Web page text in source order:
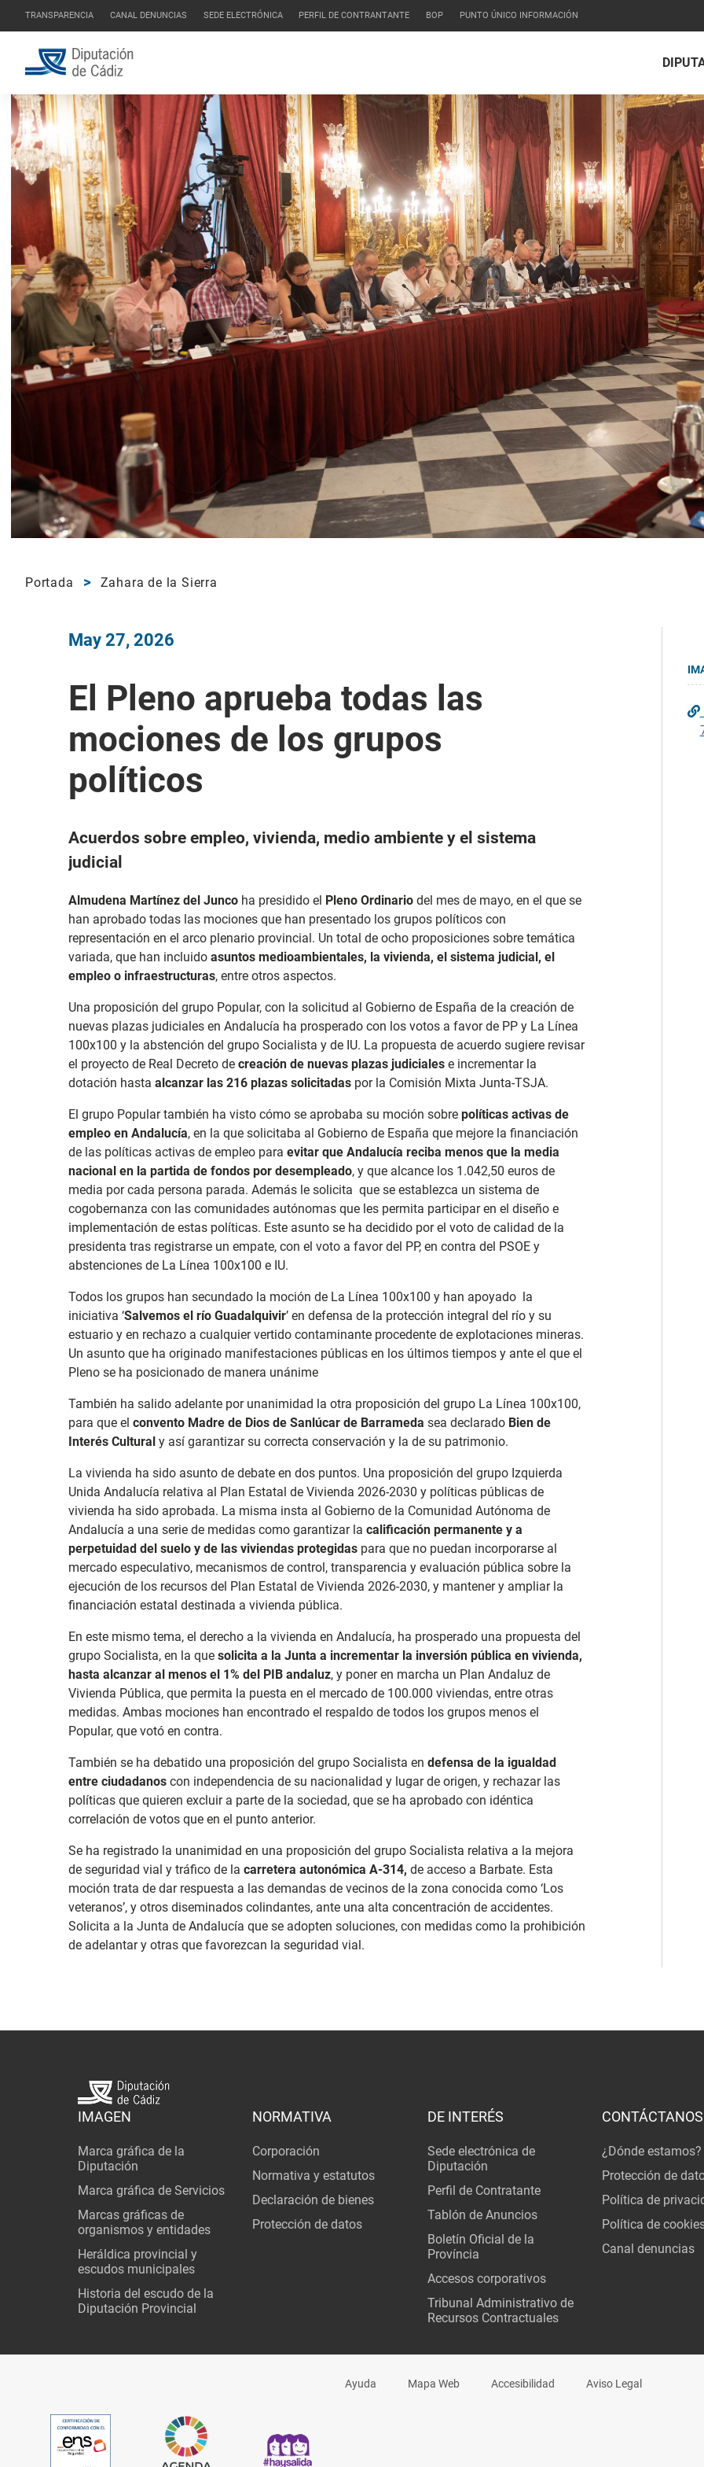
TRANSPARENCIA CANAL DENUNCIAS SEDE ELECTRÓNICA PERFIL DE CONTRANTANTE BOP PUNTO ÚNICO INFORMACIÓN
Portada Zahara de la Sierra
May 27, 2026
El Pleno aprueba todas las
mociones de los grupos
políticos
Acuerdos sobre empleo, vivienda, medio ambiente y el sistema
judicial
Almudena Martínez del Junco ha presidido el Pleno Ordinario del mes de mayo, en el que se
han aprobado todas las mociones que han presentado los grupos políticos con
representación en el arco plenario provincial. Un total de ocho proposiciones sobre temática
variada, que han incluido asuntos medioambientales, la vivienda, el sistema judicial, el
empleo o infraestructuras, entre otros aspectos.
Una proposición del grupo Popular, con la solicitud al Gobierno de España de la creación de
nuevas plazas judiciales en Andalucía ha prosperado con los votos a favor de PP y La Línea
100x100 y la abstención del grupo Socialista y de IU. La propuesta de acuerdo sugiere revisar
el proyecto de Real Decreto de creación de nuevas plazas judiciales e incrementar la
dotación hasta alcanzar las 216 plazas solicitadas por la Comisión Mixta Junta-TSJA.
El grupo Popular también ha visto cómo se aprobaba su moción sobre políticas activas de
empleo en Andalucía, en la que solicitaba al Gobierno de España que mejore la financiación
de las políticas activas de empleo para evitar que Andalucía reciba menos que la media
nacional en la partida de fondos por desempleado, y que alcance los 1.042,50 euros de
media por cada persona parada. Además le solicita que se establezca un sistema de
cogobernanza con las comunidades autónomas que les permita participar en el diseño e
implementación de estas políticas. Este asunto se ha decidido por el voto de calidad de la
presidenta tras registrarse un empate, con el voto a favor del PP, en contra del PSOE y
abstenciones de La Línea 100x100 e IU.
Todos los grupos han secundado la moción de La Línea 100x100 y han apoyado la
iniciativa ‘Salvemos el río Guadalquivir’ en defensa de la protección integral del río y su
estuario y en rechazo a cualquier vertido contaminante procedente de explotaciones mineras.
Un asunto que ha originado manifestaciones públicas en los últimos tiempos y ante el que el
Pleno se ha posicionado de manera unánime
También ha salido adelante por unanimidad la otra proposición del grupo La Línea 100x100,
para que el convento Madre de Dios de Sanlúcar de Barrameda sea declarado Bien de
Interés Cultural y así garantizar su correcta conservación y la de su patrimonio.
La vivienda ha sido asunto de debate en dos puntos. Una proposición del grupo Izquierda
Unida Andalucía relativa al Plan Estatal de Vivienda 2026-2030 y políticas públicas de
vivienda ha sido aprobada. La misma insta al Gobierno de la Comunidad Autónoma de
Andalucía a una serie de medidas como garantizar la calificación permanente y a
perpetuidad del suelo y de las viviendas protegidas para que no puedan incorporarse al
mercado especulativo, mecanismos de control, transparencia y evaluación pública sobre la
ejecución de los recursos del Plan Estatal de Vivienda 2026-2030, y mantener y ampliar la
financiación estatal destinada a vivienda pública.
En este mismo tema, el derecho a la vivienda en Andalucía, ha prosperado una propuesta del
grupo Socialista, en la que solicita a la Junta a incrementar la inversión pública en vivienda,
hasta alcanzar al menos el 1% del PIB andaluz, y poner en marcha un Plan Andaluz de
Vivienda Pública, que permita la puesta en el mercado de 100.000 viviendas, entre otras
medidas. Ambas mociones han encontrado el respaldo de todos los grupos menos el
Popular, que votó en contra.
También se ha debatido una proposición del grupo Socialista en defensa de la igualdad
entre ciudadanos con independencia de su nacionalidad y lugar de origen, y rechazar las
políticas que quieren excluir a parte de la sociedad, que se ha aprobado con idéntica
correlación de votos que en el punto anterior.
Se ha registrado la unanimidad en una proposición del grupo Socialista relativa a la mejora
de seguridad vial y tráfico de la carretera autonómica A-314, de acceso a Barbate. Esta
moción trata de dar respuesta a las demandas de vecinos de la zona conocida como ‘Los
veteranos’, y otros diseminados colindantes, ante una alta concentración de accidentes.
Solicita a la Junta de Andalucía que se adopten soluciones, con medidas como la prohibición
de adelantar y otras que favorezcan la seguridad vial.
IMAGEN
Marca gráfica de la
Diputación
Marca gráfica de Servicios
Marcas gráficas de
organismos y entidades
Heráldica provincial y
escudos municipales
Historia del escudo de la
Diputación Provincial
NORMATIVA
Corporación
Normativa y estatutos
Declaración de bienes
Protección de datos
DE INTERÉS
Sede electrónica de
Diputación
Perfil de Contratante
Tablón de Anuncios
Boletín Oficial de la
Província
Accesos corporativos
Tribunal Administrativo de
Recursos Contractuales
CONTÁCTANOS
¿Dónde estamos?
Protección de
Política de
Política de
Canal denuncias
Ayuda Mapa Web Accesibilidad Aviso Legal